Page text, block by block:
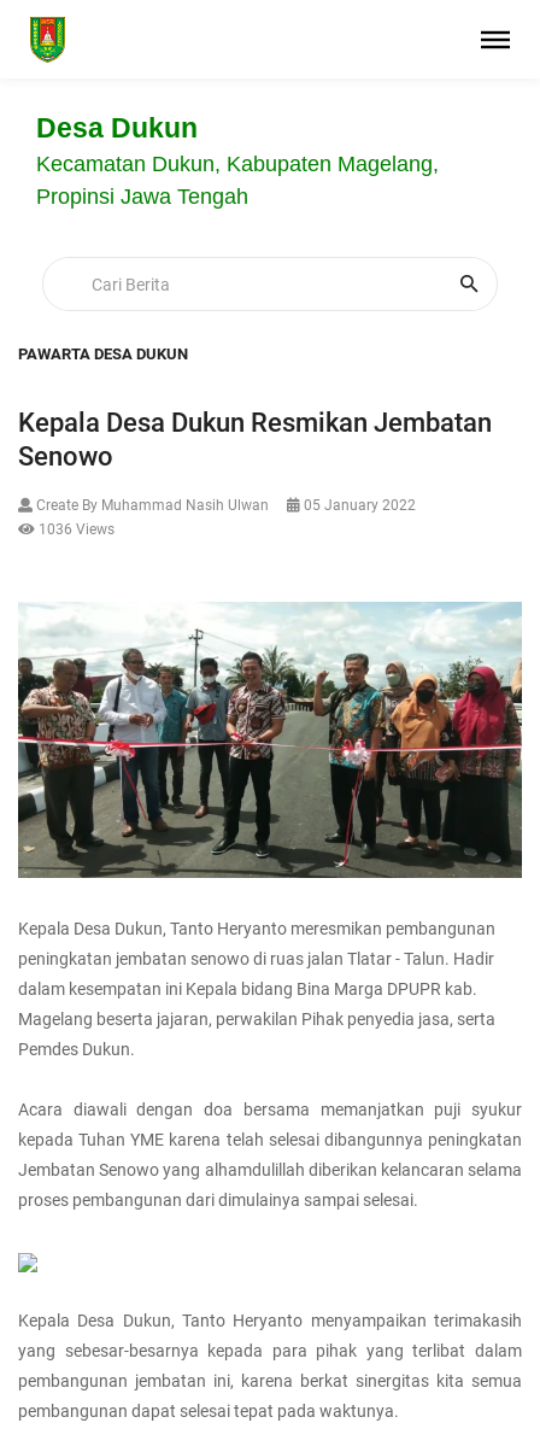
Desa Dukun
Kecamatan Dukun, Kabupaten Magelang,
Propinsi Jawa Tengah
PAWARTA DESA DUKUN
Kepala Desa Dukun Resmikan Jembatan
Senowo
Create By Muhammad Nasih Ulwan
05 January 2022
1036 Views
Kepala Desa Dukun, Tanto Heryanto meresmikan pembangunan
peningkatan jembatan senowo di ruas jalan Tlatar - Talun. Hadir
dalam kesempatan ini Kepala bidang Bina Marga DPUPR kab.
Magelang beserta jajaran, perwakilan Pihak penyedia jasa, serta
Pemdes Dukun.
Acara diawali dengan doa bersama memanjatkan puji syukur
kepada Tuhan YME karena telah selesai dibangunnya peningkatan
Jembatan Senowo yang alhamdulillah diberikan kelancaran selama
proses pembangunan dari dimulainya sampai selesai.
Kepala Desa Dukun, Tanto Heryanto menyampaikan terimakasih
yang sebesar-besarnya kepada para pihak yang terlibat dalam
pembangunan jembatan ini, karena berkat sinergitas kita semua
pembangunan dapat selesai tepat pada waktunya.